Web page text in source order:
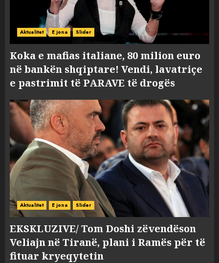
Aktualitet E jona Slider
Koka e mafias italiane, 80 milion euro
në bankën shqiptare! Vendi, lavatriçe
e pastrimit të PARAVE të drogës
Aktualitet E jona Slider
EKSKLUZIVE/ Tom Doshi zëvendëson
Veliajn në Tiranë, plani i Ramës për të
fituar kryeqytetin